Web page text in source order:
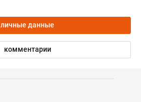
личные данные
комментарии